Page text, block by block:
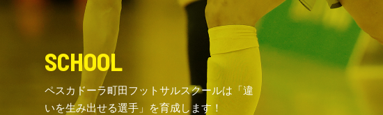
SCHOOL
ペスカドーラ町田フットサルスクールは「違
いを生み出せる選手」を育成します！